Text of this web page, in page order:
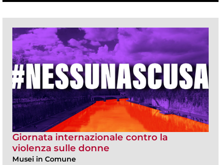
Giornata internazionale contro la
violenza sulle donne
Musei in Comune